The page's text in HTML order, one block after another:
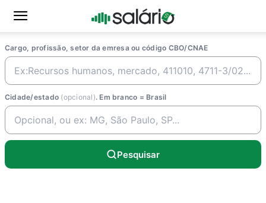
Cargo, profissão, setor da emresa ou código CBO/CNAE
Cidade/estado (opcional). Em branco = Brasil
Pesquisar